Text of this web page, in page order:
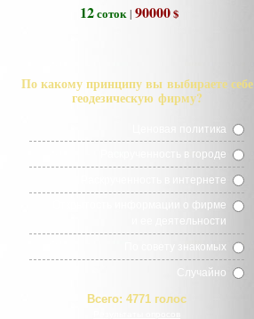
12соток| 90000$
По какому принципу вы выбираете себе
геодезическую фирму?
Ценовая политика
Раскрученность в городе
Раскрученность в интернете
Открытость информации о фирме
и ее деятельности
По совету знакомых
Случайно
Всего: 4771 голос